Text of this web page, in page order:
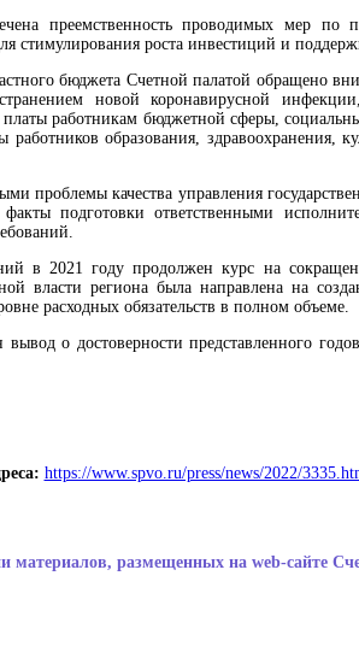
преемственность проводимых мер по
стимулирования роста инвестиций и
бюджета Счетной палатой обращено
новой коронавирусной
платы работникам бюджетной сферы,
работников образования,
проблемы качества управления
подготовки ответственными
в 2021 году продолжен курс на
власти региона была направлена на
расходных обязательств в полном объеме.
о достоверности представленного
https://www.spvo.ru/press/news/2022/
материалов, размещенных на web-сайте